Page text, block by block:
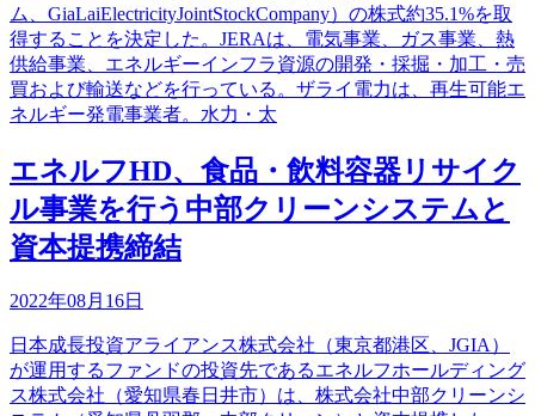
ム、GiaLaiElectricityJointStockCompany）の株式約35.1%を取
得することを決定した。JERAは、電気事業、ガス事業、熱
供給事業、エネルギーインフラ資源の開発・採掘・加工・売
買および輸送などを行っている。ザライ電力は、再生可能エ
ネルギー発電事業者。水力・太
エネルフHD、食品・飲料容器リサイク
ル事業を行う中部クリーンシステムと
資本提携締結
2022年08月16日
日本成長投資アライアンス株式会社（東京都港区、JGIA）
が運用するファンドの投資先であるエネルフホールディング
ス株式会社（愛知県春日井市）は、株式会社中部クリーンシ